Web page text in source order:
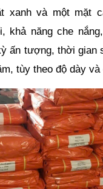
xanh và một mặt
khả năng che
ấn tượng, thời gian
tùy theo độ dày